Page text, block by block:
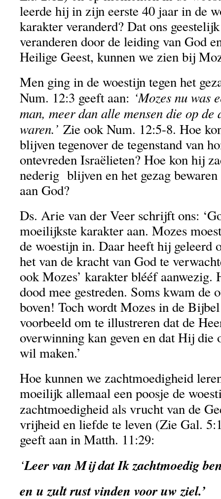
leerde hij in zijn eerste 40 jaar in de
karakter veranderd? Dat ons
veranderen door de leiding van God
Heilige Geest, kunnen we zien bij
Men ging in de woestijn tegen het
Num. 12:3 geeft aan: ‘Mozes nu was
man, meer dan alle mensen die op de
waren.’ Zie ook Num. 12:5-8. Hoe
blijven tegenover de tegenstand van
ontevreden Israëlieten? Hoe kon hij
nederig blijven en het gezag
aan God?
Ds. Arie van der Veer schrijft ons:
moeilijkste karakter aan. Mozes
de woestijn in. Daar heeft hij geleerd
het van de kracht van God te
ook Mozes’ karakter blééf
dood mee gestreden. Soms kwam de
boven! Toch wordt Mozes in de
voorbeeld om te illustreren dat de
overwinning kan geven en dat Hij die
wil maken.’
Hoe kunnen we zachtmoedigheid
moeilijk allemaal een poosje de
zachtmoedigheid als vrucht van de
vrijheid en liefde te leven (Zie Gal.
geeft aan in Matth. 11:29:
‘Leer van Mij dat Ik zachtmoedig
en u zult rust vinden voor uw ziel.’